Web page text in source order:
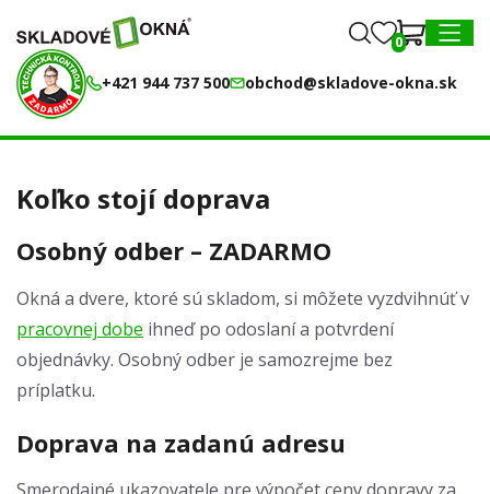
0
+421 944 737 500 obchod@skladove-okna.sk
0
Koľko stojí doprava
Osobný odber – ZADARMO
Okná a dvere, ktoré sú skladom, si môžete vyzdvihnúť v
pracovnej dobe ihneď po odoslaní a potvrdení
objednávky. Osobný odber je samozrejme bez
príplatku.
Doprava na zadanú adresu